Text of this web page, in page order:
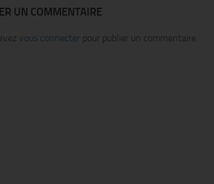
UN COMMENTAIRE
vous connecter pour publier un commentaire.